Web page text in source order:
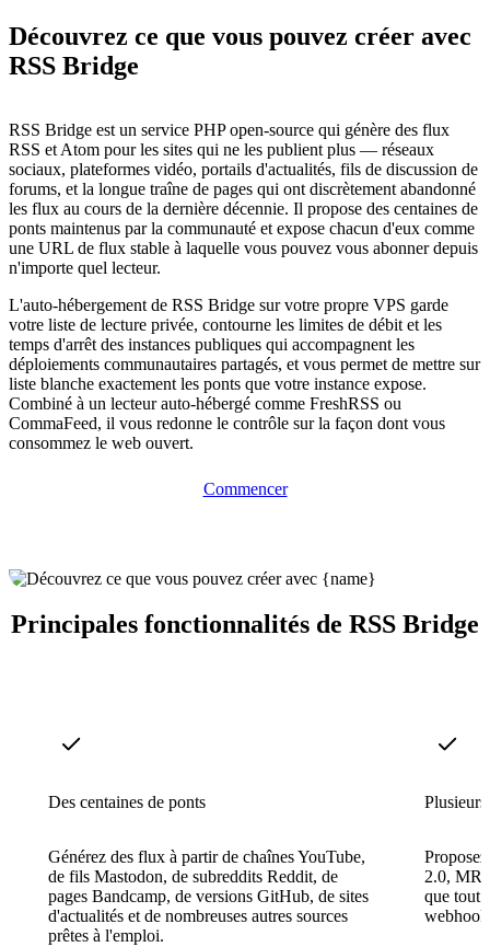
Découvrez ce que vous pouvez créer avec
RSS Bridge
RSS Bridge est un service PHP open-source qui génère des flux
RSS et Atom pour les sites qui ne les publient plus — réseaux
sociaux, plateformes vidéo, portails d'actualités, fils de discussion de
forums, et la longue traîne de pages qui ont discrètement abandonné
les flux au cours de la dernière décennie. Il propose des centaines de
ponts maintenus par la communauté et expose chacun d'eux comme
une URL de flux stable à laquelle vous pouvez vous abonner depuis
n'importe quel lecteur.
L'auto-hébergement de RSS Bridge sur votre propre VPS garde
votre liste de lecture privée, contourne les limites de débit et les
temps d'arrêt des instances publiques qui accompagnent les
déploiements communautaires partagés, et vous permet de mettre sur
liste blanche exactement les ponts que votre instance expose.
Combiné à un lecteur auto-hébergé comme FreshRSS ou
CommaFeed, il vous redonne le contrôle sur la façon dont vous
consommez le web ouvert.
Commencer
Principales fonctionnalités de RSS Bridge
Des centaines de ponts
Générez des flux à partir de chaînes YouTube,
de fils Mastodon, de subreddits Reddit, de
pages Bandcamp, de versions GitHub, de sites
d'actualités et de nombreuses autres sources
prêtes à l'emploi.
2.0,
que tout